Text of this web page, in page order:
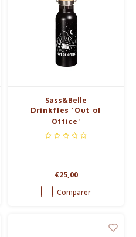
Sass&Belle
Drinkfles 'Out of
Office'
€25,00
Comparer